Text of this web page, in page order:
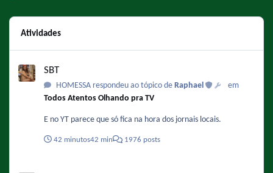
Atividades
SBT
HOMESSA respondeu ao tópico de Raphael
em
Todos Atentos Olhando pra TV
E no YT parece que só fica na hora dos jornais locais.
42 minutos42 min 1976 posts